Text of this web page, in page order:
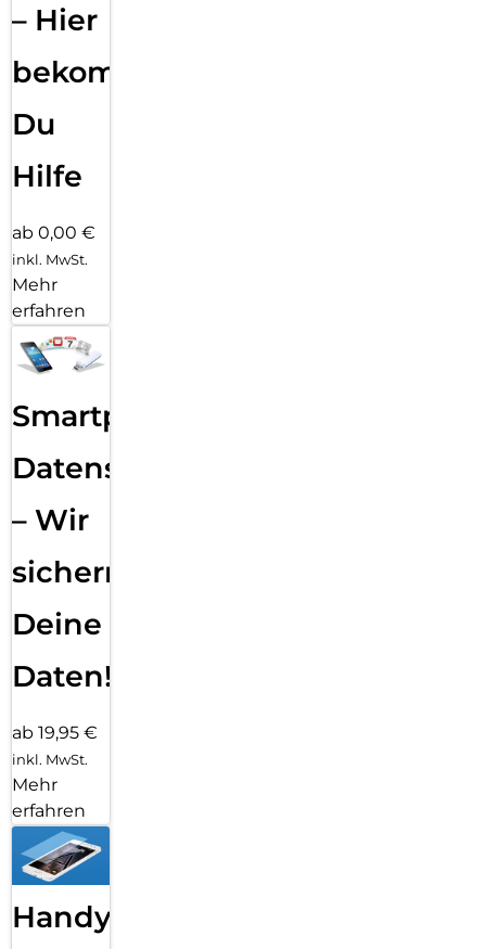
– Hier
bekommst
Du
Hilfe
ab 0,00 €
inkl. MwSt.
Mehr
erfahren
Smartphone
Datensicherung
– Wir
sichern
Deine
Daten!
ab 19,95 €
inkl. MwSt.
Mehr
erfahren
Handy